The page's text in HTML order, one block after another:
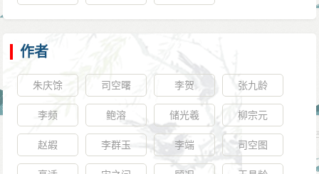
作者
朱庆馀 司空曙 李贺 张九龄
李频 鲍溶 储光羲 柳宗元
赵嘏 李群玉 李端 司空图